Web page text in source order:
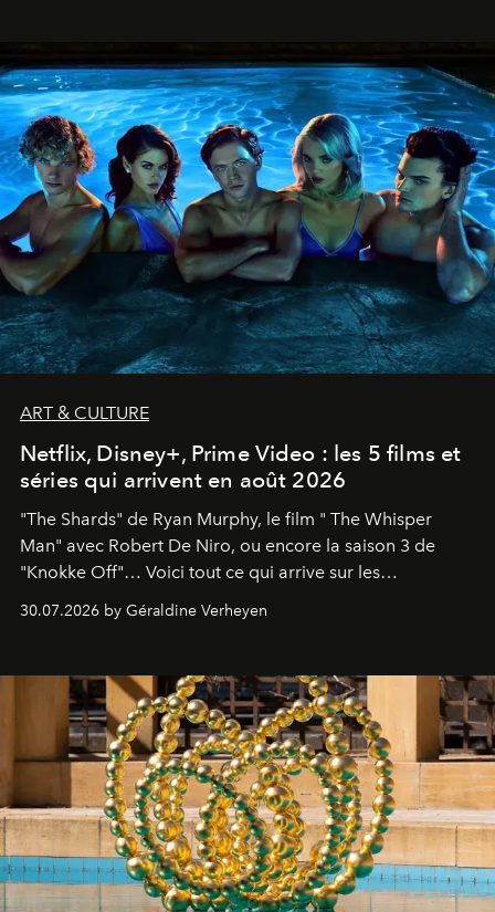
ART & CULTURE
Netflix, Disney+, Prime Video : les 5 films et
séries qui arrivent en août 2026
"The Shards" de Ryan Murphy, le film " The Whisper
Man" avec Robert De Niro, ou encore la saison 3 de
"Knokke Off"… Voici tout ce qui arrive sur les
30.07.2026 by Géraldine Verheyen